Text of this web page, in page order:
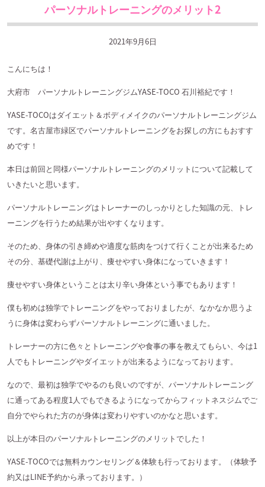
パーソナルトレーニングのメリット2
2021年9月6日
こんにちは！
大府市 パーソナルトレーニングジムYASE-TOCO 石川裕紀です！
YASE-TOCOはダイエット＆ボディメイクのパーソナルトレーニングジム
です。名古屋市緑区でパーソナルトレーニングをお探しの方にもおすす
めです！
本日は前回と同様パーソナルトレーニングのメリットについて記載して
いきたいと思います。
パーソナルトレーニングはトレーナーのしっかりとした知識の元、トレ
ーニングを行うため結果が出やすくなります。
そのため、身体の引き締めや適度な筋肉をつけて行くことが出来るため
その分、基礎代謝は上がり、痩せやすい身体になっていきます！
痩せやすい身体ということは太り辛い身体という事でもあります！
僕も初めは独学でトレーニングをやっておりましたが、なかなか思うよ
うに身体は変わらずパーソナルトレーニングに通いました。
トレーナーの方に色々とトレーニングや食事の事を教えてもらい、今は1
人でもトレーニングやダイエットが出来るようになっております。
なので、最初は独学でやるのも良いのですが、パーソナルトレーニング
に通ってある程度1人でもできるようになってからフィットネスジムでご
自分でやられた方のが身体は変わりやすいのかなと思います。
以上が本日のパーソナルトレーニングのメリットでした！
YASE-TOCOでは無料カウンセリング＆体験も行っております。（体験予
約又はLINE予約から承っております。）